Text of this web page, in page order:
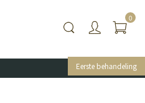
Eerste behandeling
0